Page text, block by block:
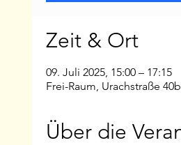
Zeit & Ort
09. Juli 2025, 15:00 – 17:15
Frei-Raum, Urachstraße
Über die